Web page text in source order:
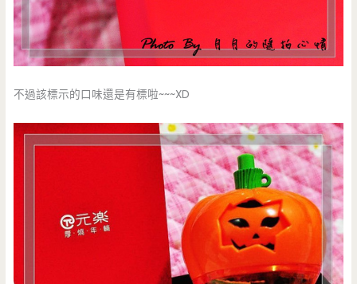
不過該標示的口味還是有標啦~~~XD